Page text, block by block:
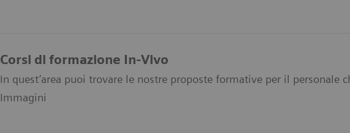
Corsi di formazione In-Vivo
In quest’area puoi trovare le nostre proposte formative per il personale
Immagini